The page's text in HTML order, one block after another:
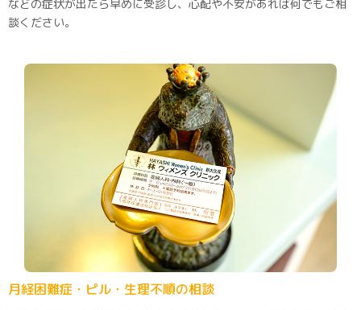
などの症状が出たら早めに受診し、心配や不安があれば何でもご相
談ください｡
月経困難症・ピル・生理不順の相談